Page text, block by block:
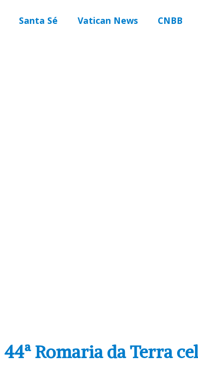
Santa Sé Vatican News CNBB
44ª Romaria da Terra